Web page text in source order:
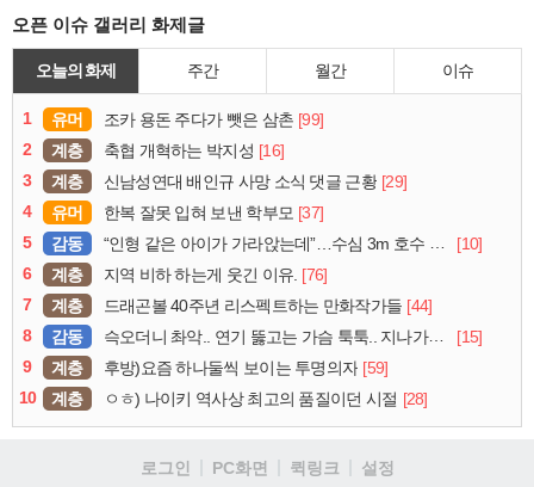
오픈 이슈 갤러리 화제글
오늘의 화제 주간 월간 이슈
1 유머 조카 용돈 주다가 뺏은 삼촌 [99]
2
계층 축협 개혁하는 박지성 [16]
3
계층 신남성연대 배인규 사망 소식 댓글 근황 [29]
4
유머 한복 잘못 입혀 보낸 학부모 [37]
5
감동 “인형 같은 아이가 가라앉는데”…수심 3m 호수 뛰어든 60대 의인
[10]
6
계층 지역 비하 하는게 웃긴 이유. [76]
7
계층 드래곤볼 40주년 리스펙트하는 만화작가들 [44]
8
감동 슥오더니 촤악.. 연기 뚫고는 가슴 툭툭.. 지나가던 아재의 정체
[15]
9
계층 후방)요즘 하나둘씩 보이는 투명의자 [59]
10
계층 ㅇㅎ) 나이키 역사상 최고의 품질이던 시절 [28]
로그인 PC화면 퀵링크
설정